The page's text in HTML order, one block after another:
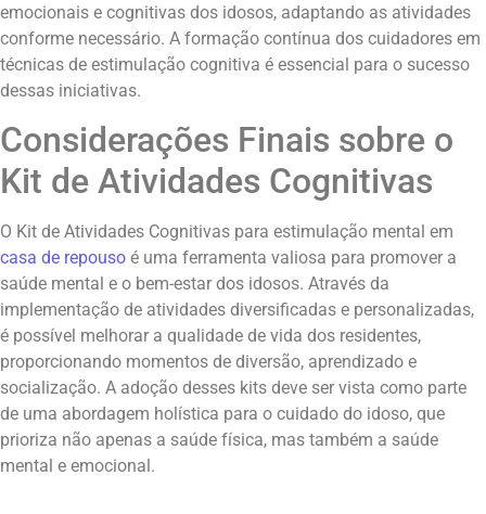
emocionais e cognitivas dos idosos, adaptando as atividades
conforme necessário. A formação contínua dos cuidadores em
técnicas de estimulação cognitiva é essencial para o sucesso
dessas iniciativas.
Considerações Finais sobre o
Kit de Atividades Cognitivas
O Kit de Atividades Cognitivas para estimulação mental em
casa de repouso é uma ferramenta valiosa para promover a
saúde mental e o bem-estar dos idosos. Através da
implementação de atividades diversificadas e personalizadas,
é possível melhorar a qualidade de vida dos residentes,
proporcionando momentos de diversão, aprendizado e
socialização. A adoção desses kits deve ser vista como parte
de uma abordagem holística para o cuidado do idoso, que
prioriza não apenas a saúde física, mas também a saúde
mental e emocional.